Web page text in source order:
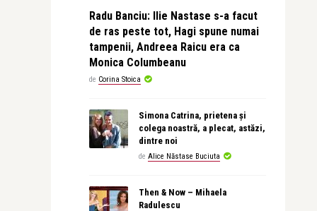
Radu Banciu: Ilie Nastase s-a facut
de ras peste tot, Hagi spune numai
tampenii, Andreea Raicu era ca
Monica Columbeanu
de Corina Stoica
Simona Catrina, prietena și
colega noastră, a plecat, astăzi,
dintre noi
de Alice Năstase Buciuta
Then & Now – Mihaela
Radulescu